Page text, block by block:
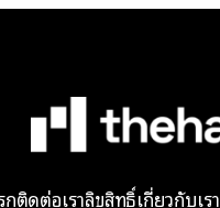
ติดต่อเราลิขสิทธิ์เกี่ยวกับเรา